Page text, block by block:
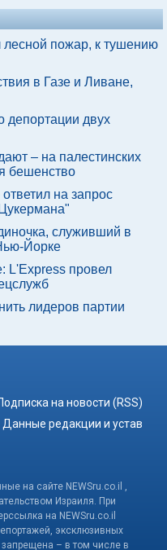
пожар, к тушению
в Газе и Ливане,
депортации двух
– на палестинских
бешенство
на запрос
служивший в
Йорке
L'Express провел
лидеров партии
на новости (RSS)
Данные редакции и устав
на сайте NEWSru.co.il ,
Израиля. При
на NEWSru.co.il
эксклюзивных
запрещена – в том числе в